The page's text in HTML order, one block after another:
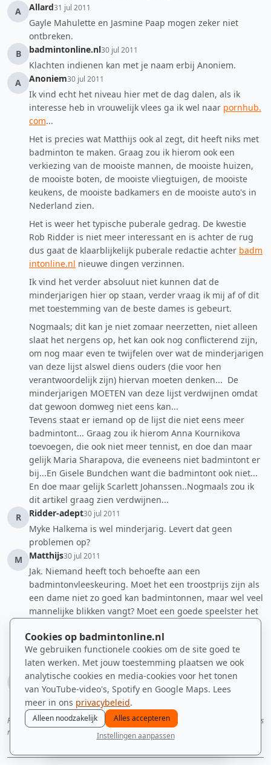
Cookies op badmintonline.nl
We gebruiken functionele cookies om de site goed te
laten werken. Met jouw toestemming plaatsen we ook
analytische cookies en media-cookies voor het tonen
van YouTube-video's, Spotify en Google Maps. Lees
meer in ons privacybeleid.
Alleen noodzakelijk
Alles accepteren
Instellingen aanpassen
A
Allard31 jul 2011
Gayle Mahulette en Jasmine Paap mogen zeker niet
ontbreken.
B
badmintonline.nl30 jul 2011
Klachten indienen kan met je naam erbij Anoniem.
A
Anoniem30 jul 2011
Ik vind echt het niveau hier met de dag dalen, als ik
interesse heb in vrouwelijk vlees ga ik wel naar pornhub.
com...
Het is precies wat Matthijs ook al zegt, dit heeft niks met
badminton te maken. Graag zou ik hierom ook een
verkiezing van de mooiste mannen, de mooiste huizen,
de mooiste boten, de mooiste vliegtuigen, de mooiste
keukens, de mooiste badkamers en de mooiste auto's in
Nederland zien.
Het is weer het typische puberale gedrag. De kwestie
Rob Ridder is niet meer interessant en is achter de rug
dus gaat de klaarblijkelijk puberale redactie achter badm
intonline.nl nieuwe dingen verzinnen.
Ik vind het verder absoluut niet kunnen dat de
minderjarigen hier op staan, verder vraag ik mij af of dit
met toestemming van de beste dames is gebeurt.
Nogmaals; dit kan je niet zomaar neerzetten, niet alleen
slaat het nergens op, het kan ook nog conflicterend zijn,
om nog maar even te twijfelen over wat de minderjarigen
van deze lijst alswel diens ouders (die voor hen
verantwoordelijk zijn) hiervan moeten denken... De
minderjarigen MOETEN van deze lijst verdwijnen omdat
dat gewoon domweg niet eens kan...
Tevens staat er iemand op de lijst die niet eens meer
badmintont... Graag zou ik hierom Anna Kournikova
toevoegen, die ook niet meer tennist, en doe dan maar
gelijk Maria Sharapova, die eveneens niet badmintont er
bij...En Gisele Bundchen want die badmintont ook niet...
En doe maar gelijk Scarlett Johanssen..Nogmaals zou ik
dit artikel graag zien verdwijnen...
R
Ridder-adept30 jul 2011
Myke Halkema is wel minderjarig. Levert dat geen
problemen op?
M
Matthijs30 jul 2011
Jak. Niemand heeft toch behoefte aan een
badmintonvleeskeuring. Moet het een troostprijs zijn als
een dame niet zo goed kan badmintonnen, maar wel veel
mannelijke blikken vangt? Moet een goede speelster het
zich aantrekken dat haar uiterlijk niet aan de maatstaven
van anonieme, hijgerige mannen voldoet die ze zonder
moeite van de baan slaat? Sommigen zijn nog niet eens
de volwassen leeftijd gepasseerd ...
gast30 jul 2011
mirte van lieshout mag er ook bij
Reacties zijn afkomstig uit de periode dat badmintonline.nl Disqus gebruikte als
reactiesysteem.
spelers ranglijst zomer